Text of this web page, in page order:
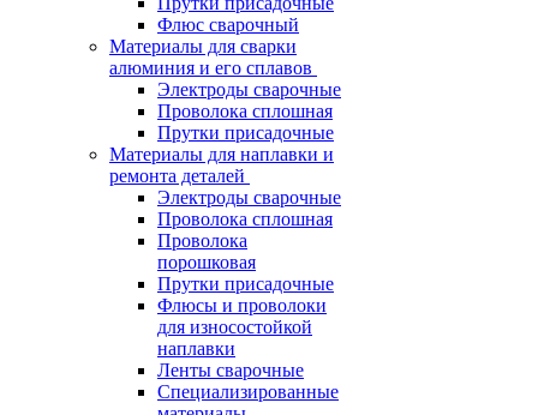
Флюс сварочный
Материалы для сварки
алюминия и его сплавов
Электроды сварочные
Проволока сплошная
Прутки присадочные
Материалы для наплавки и
ремонта деталей
Электроды сварочные
Проволока сплошная
Проволока
порошковая
Прутки присадочные
Флюсы и проволоки
для износостойкой
наплавки
Ленты сварочные
Специализированные